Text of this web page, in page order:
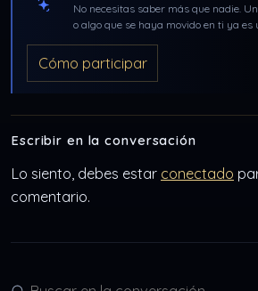
No necesitas saber más que nadie.
o algo que se haya movido en ti ya es
Cómo participar
Escribir en la conversación
Lo siento, debes estar conectado
comentario.